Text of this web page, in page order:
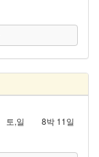
토,일 8박 11일